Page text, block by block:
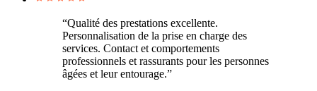
“Qualité des prestations excellente.
Personnalisation de la prise en charge des
services. Contact et comportements
professionnels et rassurants pour les personnes
âgées et leur entourage.”